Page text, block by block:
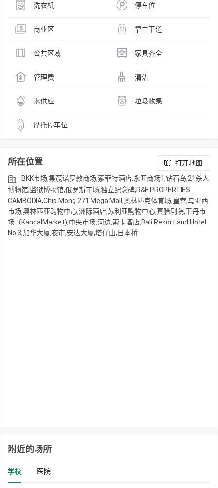
洗衣机 停车位
商业区 靠主干道
公共区域 家具齐全
管理费 清洁
水供应 垃圾收集
摩托停车位
所在位置
打开地图
BKK市场,集茂诺罗敦商场,索菲特酒店,永旺商场1,钻石岛,21杀人
博物馆,监狱博物馆,俄罗斯市场,独立纪念碑,R&F PROPERTIES
CAMBODIA,Chip Mong 271 Mega Mall,奥林匹克体育场,皇宫,乌亚西
市场,奥林匹亚购物中心,洲际酒店,苏利亚购物中心,真腊剧院,干丹市
场（KandalMarket),中央市场,河边,索卡酒店,Bali Resort and Hotel
No.3,加华大厦,夜市,安达大厦,塔仔山,日本桥
附近的场所
学校 医院